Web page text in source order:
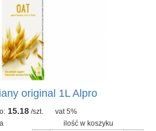
original 1L Alpro
15.18/szt.
vat 5%
ilość w koszyku